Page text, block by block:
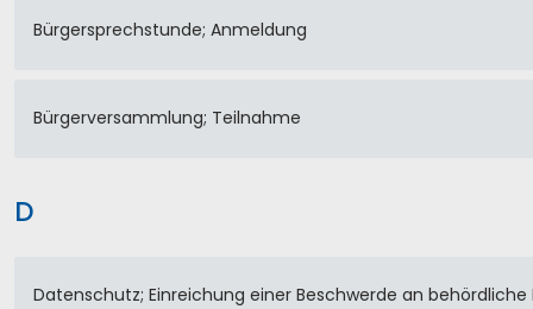
Bürgersprechstunde; Anmeldung
Bürgerversammlung; Teilnahme
D
Datenschutz; Einreichung einer Beschwerde an